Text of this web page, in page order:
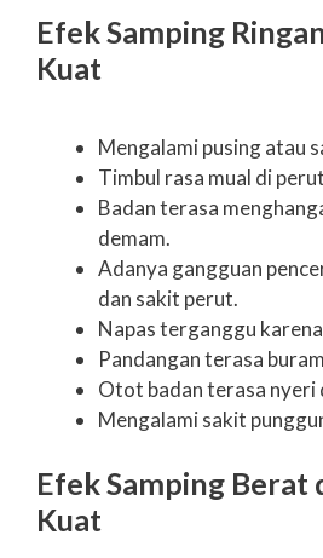
Efek Samping
Kuat
Mengalami pusing atau
Timbul rasa mual di
Badan terasa
demam.
Adanya gangguan
dan sakit perut.
Napas terganggu
Pandangan terasa
Otot badan terasa nyeri
Mengalami sakit
Efek Samping Berat
Kuat